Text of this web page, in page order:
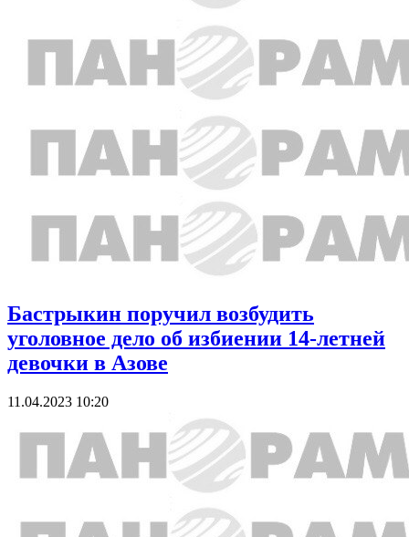
Бастрыкин поручил возбудить
уголовное дело об избиении 14-летней
девочки в Азове
11.04.2023 10:20